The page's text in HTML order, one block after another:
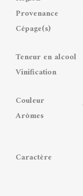
quantity
Provenance
Cépage(s)
Teneur en alcool
Vinification
Couleur
Arômes
Caractère